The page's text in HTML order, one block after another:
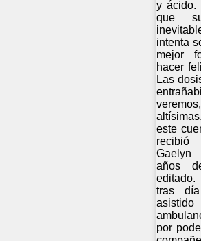
y ácido.
que
intenta
mejor
hacer
Las
este
Gaelyn
años
tras
por